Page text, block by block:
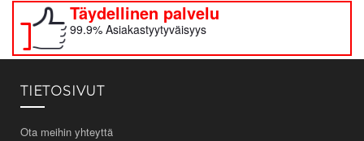
Täydellinen palvelu
99.9% Asiakastyytyväisyys
TIETOSIVUT
Ota meihin yhteyttä